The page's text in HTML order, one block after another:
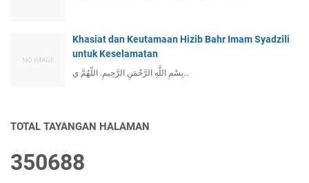
Khasiat dan Keutamaan Hizib Bahr Imam Syadzili
untuk Keselamatan
بِسْمِ اللَّهِ الرَّحْمَنِ الرَّحِيمِ. اللّهُمَّ ي…
TOTAL TAYANGAN HALAMAN
350688